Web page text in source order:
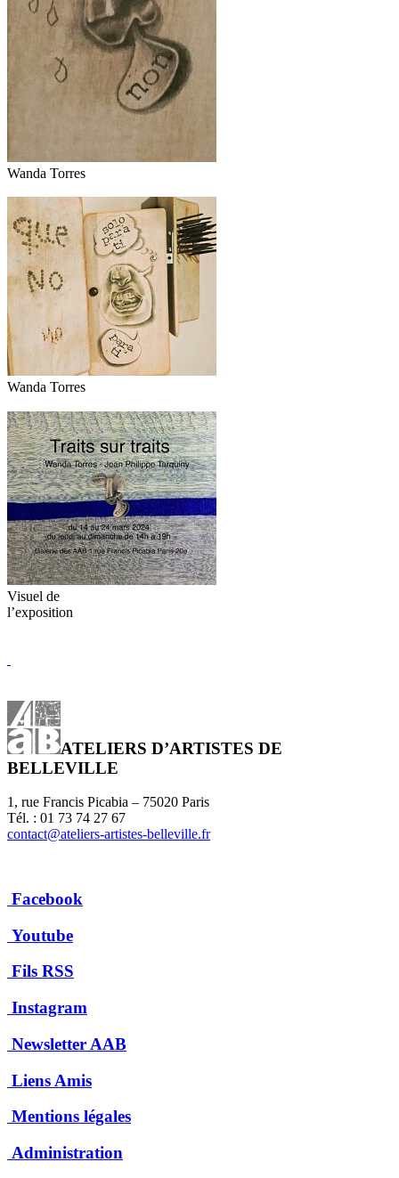
Wanda Torres
Wanda Torres
Visuel de
l’exposition
ATELIERS D’ARTISTES DE
BELLEVILLE
1, rue Francis Picabia – 75020 Paris
Tél. : 01 73 74 27 67
contact@ateliers-artistes-belleville.fr
Facebook
Youtube
Fils RSS
Instagram
Newsletter AAB
Liens Amis
Mentions légales
Administration